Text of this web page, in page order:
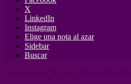
X
LinkedIn
Instagram
Elige una nota al azar
Sidebar
Buscar